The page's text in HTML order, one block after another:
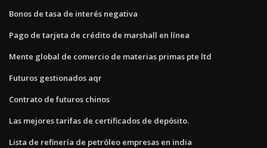
Bonos de tasa de interés negativa
Pago de tarjeta de crédito de marshall en línea
Mente global de comercio de materias primas pte ltd
Futuros gestionados aqr
Contrato de futuros chinos
Las mejores tarifas de certificados de depósito.
Lista de refinería de petróleo empresas en india